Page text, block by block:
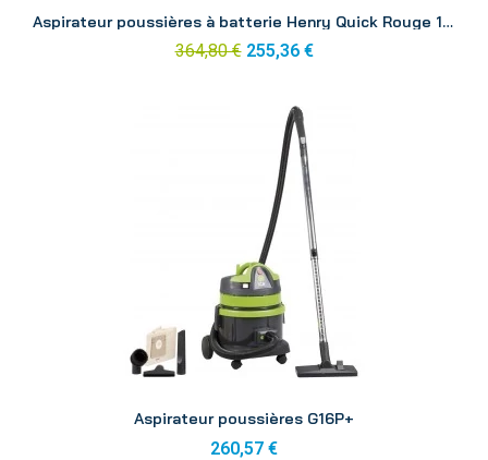
Aspirateur poussières à batterie Henry Quick Rouge 1 batterie
364,80 € 255,36 €
Aspirateur poussières G16P+
260,57 €